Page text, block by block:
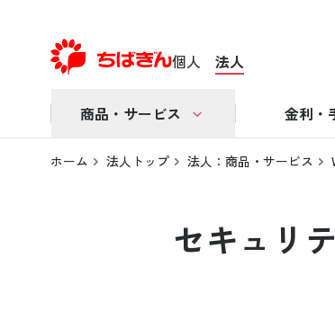
個人 法人
商品・サービス 金利・
ホーム 法人トップ 法人：商品・サービス
セキュリ